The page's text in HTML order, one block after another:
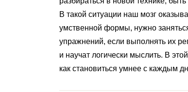
В такой ситуации наш мозг
умственной формы, нужно
упражнений, если выполнять их
и научат логически мыслить. В
как становиться умнее с каждым